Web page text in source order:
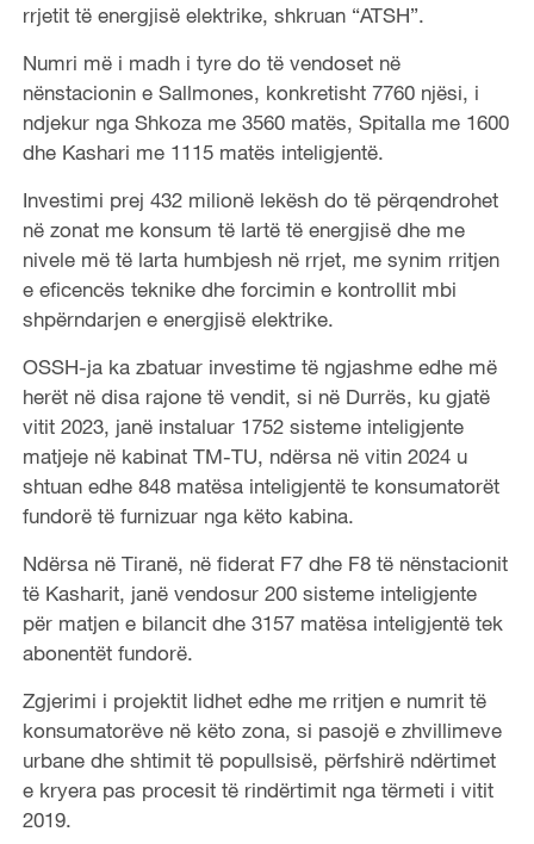
rrjetit të energjisë elektrike, shkruan “ATSH”.
Numri më i madh i tyre do të vendoset në
nënstacionin e Sallmones, konkretisht 7760 njësi, i
ndjekur nga Shkoza me 3560 matës, Spitalla me 1600
dhe Kashari me 1115 matës inteligjentë.
Investimi prej 432 milionë lekësh do të përqendrohet
në zonat me konsum të lartë të energjisë dhe me
nivele më të larta humbjesh në rrjet, me synim rritjen
e eficencës teknike dhe forcimin e kontrollit mbi
shpërndarjen e energjisë elektrike.
OSSH-ja ka zbatuar investime të ngjashme edhe më
herët në disa rajone të vendit, si në Durrës, ku gjatë
vitit 2023, janë instaluar 1752 sisteme inteligjente
matjeje në kabinat TM-TU, ndërsa në vitin 2024 u
shtuan edhe 848 matësa inteligjentë te konsumatorët
fundorë të furnizuar nga këto kabina.
Ndërsa në Tiranë, në fiderat F7 dhe F8 të nënstacionit
të Kasharit, janë vendosur 200 sisteme inteligjente
për matjen e bilancit dhe 3157 matësa inteligjentë tek
abonentët fundorë.
Zgjerimi i projektit lidhet edhe me rritjen e numrit të
konsumatorëve në këto zona, si pasojë e zhvillimeve
urbane dhe shtimit të popullsisë, përfshirë ndërtimet
e kryera pas procesit të rindërtimit nga tërmeti i vitit
2019.